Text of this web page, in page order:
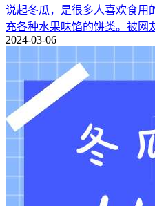
说起冬瓜，是很多人喜欢食用
充各种水果味馅的饼类。被网
2024-03-06